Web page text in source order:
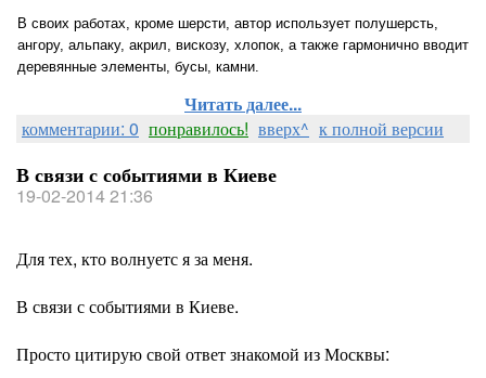
В своих работах, кроме шерсти, автор использует полушерсть,
ангору, альпаку, акрил, вискозу, хлопок, а также гармонично вводит
деревянные элементы, бусы, камни.
Читать далее...
комментарии: 0 понравилось! вверх^ к полной версии
В связи с событиями в Киеве
19-02-2014 21:36
Для тех, кто волнуетс я за меня.
В связи с событиями в Киеве.
Просто цитирую свой ответ знакомой из Москвы: